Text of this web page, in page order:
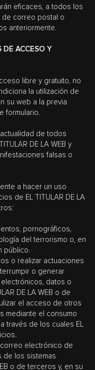
eficaces, a todos los
de correo postal o
anteriormente.
DE ACCESO Y
libre y gratuito, no
la utilización de
su web a la previa
formulario.
de todos
DE LA WEB y
falsas o
a hacer un uso
de EL TITULAR DE LA
pornográficos,
del terrorismo o, en
público.
o realizar actuaciones
o generar
datos o
DE LA WEB o de
el acceso de otros
mediante el consumo
través de los cuales EL
electrónico de
de los sistemas
o de terceros y, en su